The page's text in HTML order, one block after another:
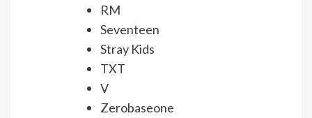
RM
Seventeen
Stray Kids
TXT
V
Zerobaseone